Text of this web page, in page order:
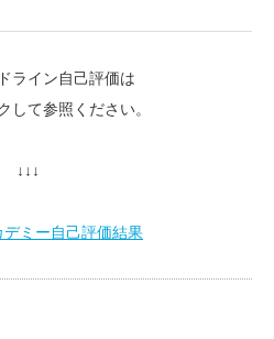
ライン自己評価は
して参照ください。
↓↓↓
デミー自己評価結果